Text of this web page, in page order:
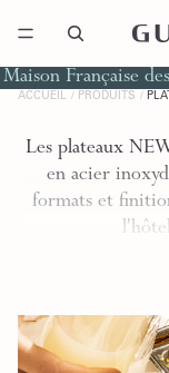
Maison Française
ACCUEIL PRODUITS
Les plateaux
en acier
formats et
Plateaux Rectangulaires